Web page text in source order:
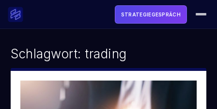
STRATEGIEGESPRÄCH
SOFTWARE
TOOLS & FREEBIES
Schlagwort: trading